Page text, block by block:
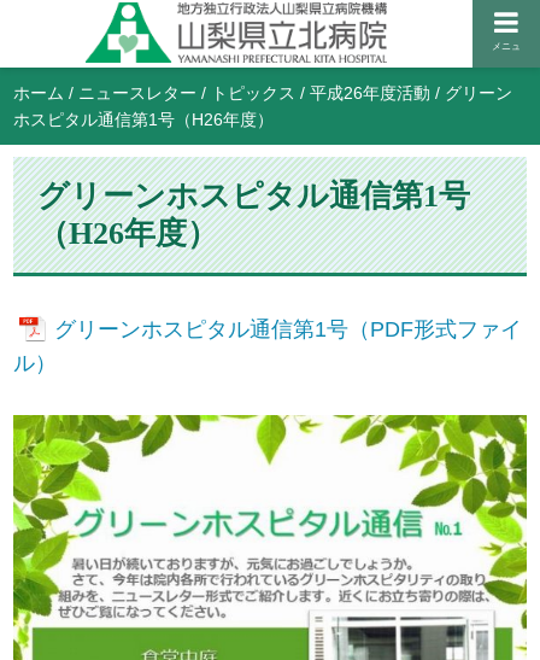
メニュ
ホーム / ニュースレター / トピックス /平成26年度活動 / グリーン
ホスピタル通信第1号（H26年度）
グリーンホスピタル通信第1号
（H26年度）
グリーンホスピタル通信第1号（PDF形式ファイ
ル）